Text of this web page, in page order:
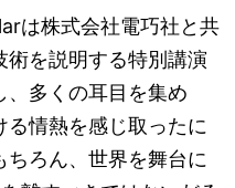
は株式会社電巧社と共
術を説明する特別講演
、多くの耳目を集め
情熱を感じ取ったに
ろん、世界を舞台に